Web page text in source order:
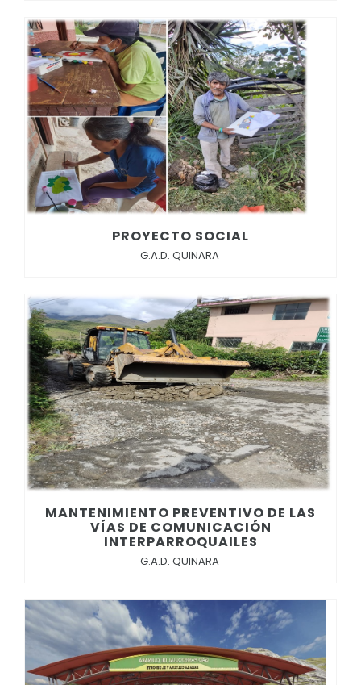
PROYECTO SOCIAL
G.A.D. QUINARA
MANTENIMIENTO PREVENTIVO DE LAS
VÍAS DE COMUNICACIÓN
INTERPARROQUAILES
G.A.D. QUINARA